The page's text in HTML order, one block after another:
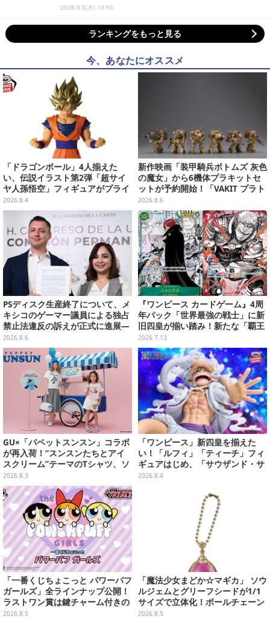
2026.8.5(水) 10:45
ランキングをもっと見る
今、あなたにオススメ
「ドラゴンボール」4人揃えた
い、伝説イラスト第2弾「超サイ
ヤ人孫悟空」フィギュアがプライ
ズ展開！ビッグサイズの「筋斗
雲」エアぐるみも
2026.8.4
新作映画「装甲騎兵ボトムズ 灰色
の魔女」から6機体プラキットセ
ットが予約開始！「VAKIT プラト
ーン」第1弾、各部関節可動仕様
2026.8.6
PSディスク生産終了について、メ
キシコのゲーマー議員による独占
禁止法違反の訴えが正式に進展―
「テクノロジーは自由を拡大する
ために役立つべき」
2026.8.6
『ワンピース カードゲーム』4周
年パック「世界最強の戦士」に新
旧四皇が揃い踏み！新たな「覇王
色SP」のゾロ、ヤマトなど28枚も
の新カード一挙公開
2026.7.13
GU×「パペットスンスン」コラボ
が再入荷！“スンスンたちとアイ
スクリーム”テーマのTシャツ、ソ
ックスなどが対象
2026.8.3
「ワンピース」新四皇を揃えた
い！「ルフィ」「ティーチ」フィ
ギュアはじめ、「サウザンド・サ
ニー号リモコンカー」など4商品
2026.8.4
「一番くじちょこっと パワーパフ
ガールズ」全ラインナップ公開！
ラストワン賞は鍵チャーム付きの
シール帳スペシャルセットを用意
2026.8.5
「魔法少女まどか☆マギカ」 ソウ
ルジェムとグリーフシードが1/1
サイズで立体化！ボールチェーン
を外せばフィギュアとして飾れる
2026.8.5